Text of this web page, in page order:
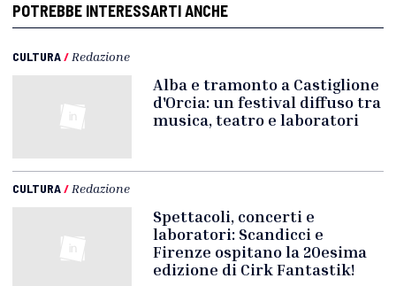
POTREBBE INTERESSARTI ANCHE
CULTURA/ Redazione
Alba e tramonto a Castiglione
d'Orcia: un festival diffuso tra
musica, teatro e laboratori
CULTURA/ Redazione
Spettacoli, concerti e
laboratori: Scandicci e
Firenze ospitano la 20esima
edizione di Cirk Fantastik!